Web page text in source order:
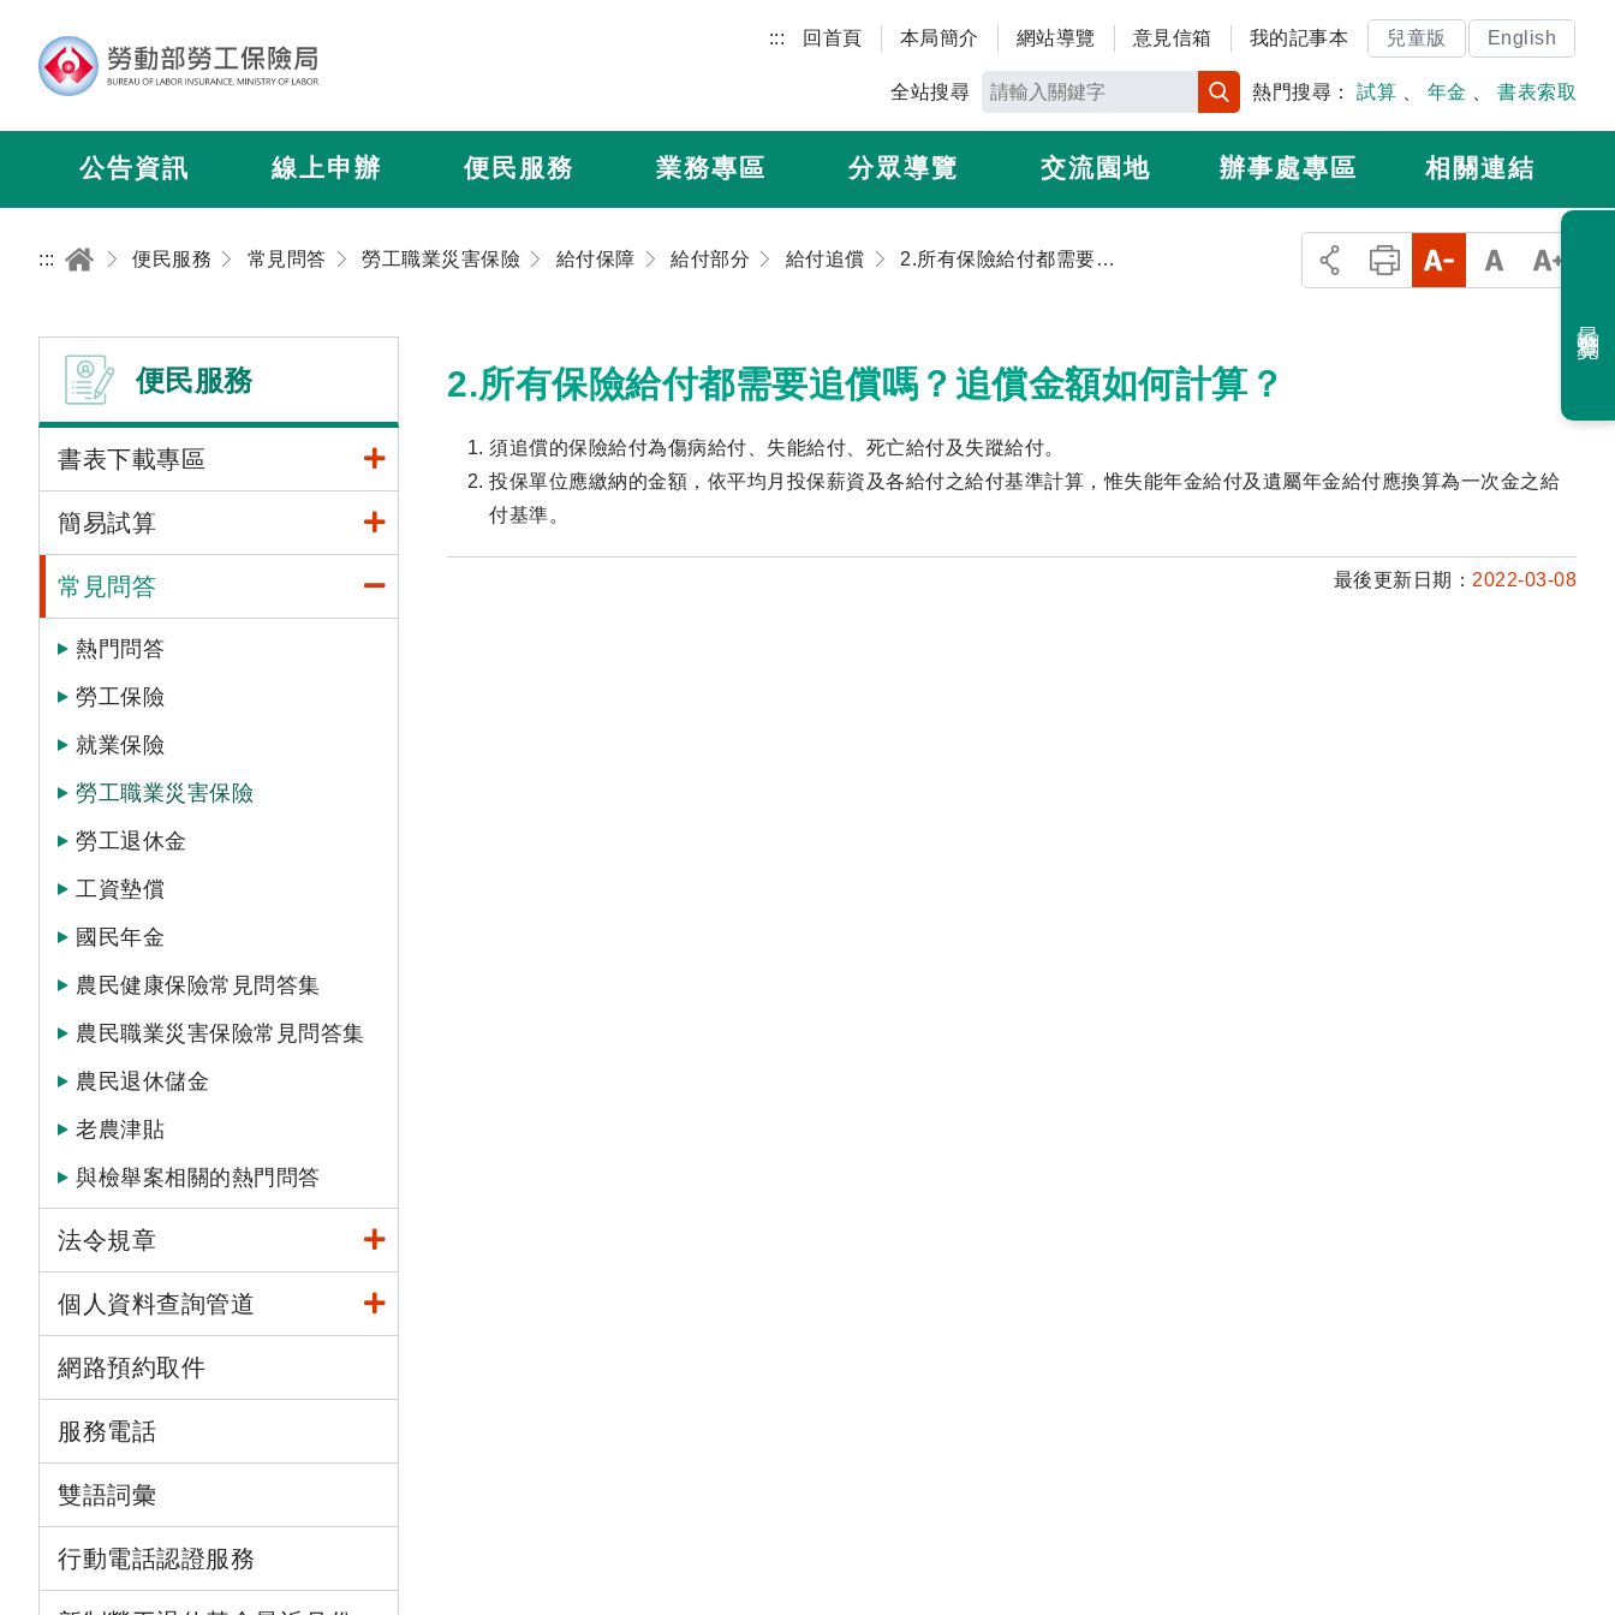
::: 回首頁 本局簡介 網站導覽 意見信箱 我的記事本 兒童版 English
全站搜尋 熱門搜尋： 試算 年金 書表索取
公告資訊 線上申辦 便民服務 業務專區 分眾導覽 交流園地 辦事處專區 相關連結
::: 便民服務 常見問答 勞工職業災害保險 給付保障 給付部分 給付追償 2.所有保險給付都需要追償嗎？追償金額如何計算？
便民服務
書表下載專區
簡易試算
常見問答
熱門問答
勞工保險
就業保險
勞工職業災害保險
勞工退休金
工資墊償
國民年金
農民健康保險常見問答集
農民職業災害保險常見問答集
農民退休儲金
老農津貼
與檢舉案相關的熱門問答
法令規章
個人資料查詢管道
網路預約取件
服務電話
雙語詞彙
行動電話認證服務
2.所有保險給付都需要追償嗎？追償金額如何計算？
須追償的保險給付為傷病給付、失能給付、死亡給付及失蹤給付。
投保單位應繳納的金額，依平均月投保薪資及各給付之給付基準計算，惟失能年金給付及遺屬年金給付應換算為一次金之給
付基準。
最後更新日期： 2022-03-08